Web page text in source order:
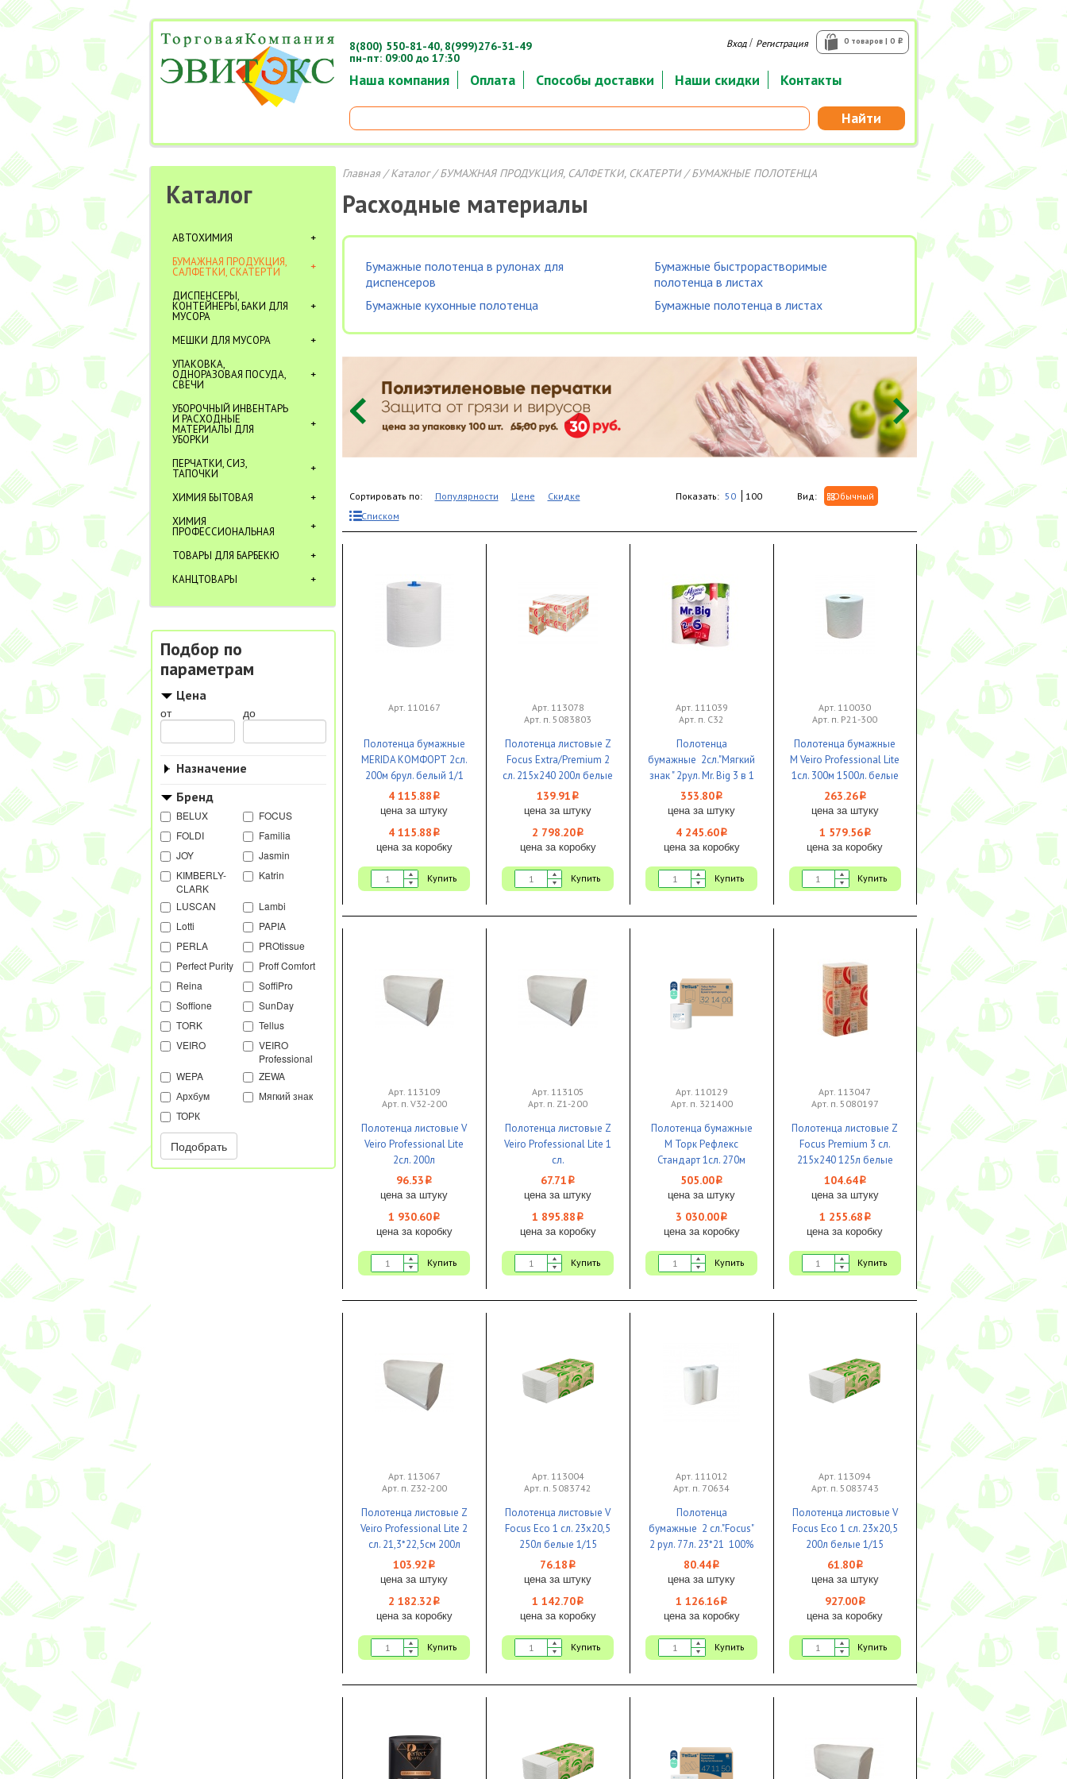
Наша компания Оплата Способы доставки Наши скидки Контакты
Найти
0 товаров | 0 i
Вход/ Регистрация
8(800) 550-81-40, 8(999)276-31-49
пн-пт: 09:00 до 17:30
Каталог
АВТОХИМИЯ
БУМАЖНАЯ ПРОДУКЦИЯ,
САЛФЕТКИ, СКАТЕРТИ
ДИСПЕНСЕРЫ,
КОНТЕЙНЕРЫ, БАКИ ДЛЯ
МУСОРА
МЕШКИ ДЛЯ МУСОРА
УПАКОВКА,
ОДНОРАЗОВАЯ ПОСУДА,
СВЕЧИ
УБОРОЧНЫЙ ИНВЕНТАРЬ
И РАСХОДНЫЕ
МАТЕРИАЛЫ ДЛЯ
УБОРКИ
ПЕРЧАТКИ, СИЗ,
ТАПОЧКИ
ХИМИЯ БЫТОВАЯ
ХИМИЯ
ПРОФЕССИОНАЛЬНАЯ
ТОВАРЫ ДЛЯ БАРБЕКЮ
КАНЦТОВАРЫ
Подбор по
параметрам
Цена
от до
Назначение
Бренд
BELUX
FOCUS
FOLDI
Familia
JOY
Jasmin
KIMBERLY-
CLARK
Katrin
LUSCAN
Lambi
Lotti
PAPIA
PERLA
PROtissue
Perfect Purity
Proff Comfort
Reina
SoffiPro
Soffione
SunDay
TORK
Tellus
VEIRO
VEIRO
Professional
WEPA
ZEWA
Архбум
Мягкий знак
ТОРК
Подобрать
Главная/Каталог/БУМАЖНАЯ ПРОДУКЦИЯ, САЛФЕТКИ, СКАТЕРТИ/ БУМАЖНЫЕ ПОЛОТЕНЦА
Расходные материалы
Бумажные полотенца в рулонах для
диспенсеров
Бумажные кухонные полотенца
Бумажные быстрорастворимые
полотенца в листах
Бумажные полотенца в листах
Сортировать по: Популярности Цене Скидке Показать: 50 100 Вид:
Обычный
Списком
Арт. 110167
Полотенца бумажные
MERIDA КОМФОРТ 2сл.
200м 6рул. белый 1/1
4 115.88 i
цена за штуку
4 115.88 i
цена за коробку
Купить
Арт. 113078
Арт. п. 5083803
Полотенца листовые Z
Focus Extra/Premium 2
сл. 215х240 200л белые
1/20
139.91 i
цена за штуку
2 798.20i
цена за коробку
Купить
Арт. 111039
Арт. п. С32
Полотенца
бумажные 2сл."Мягкий
знак " 2рул. Mr. Big 3 в 1
белые 1/12
353.80i
цена за штуку
4 245.60i
цена за коробку
Купить
Арт. 110030
Арт. п. Р21-300
Полотенца бумажные
M Veiro Professional Lite
1сл. 300м 1500л. белые
ЦВ 1/6
263.26i
цена за штуку
1 579.56i
цена за коробку
Купить
Арт. 113109
Арт. п. V32-200
Полотенца листовые V
Veiro Professional Lite
2сл. 200л
белые 23*22см 1/20
целлюлоза
96.53 i
цена за штуку
1 930.60i
цена за коробку
Купить
Арт. 113105
Арт. п. Z1-200
Полотенца листовые Z
Veiro Professional Lite 1
сл.
20,5*22,5см 200л 1/28
67.71 i
цена за штуку
1 895.88 i
цена за коробку
Купить
Арт. 110129
Арт. п. 321400
Полотенца бумажные
M Торк Рефлекс
Стандарт 1сл. 270м
771л. белые 1/6
505.00i
цена за штуку
3 030.00i
цена за коробку
Купить
Арт. 113047
Арт. п. 5080197
Полотенца листовые Z
Focus Premium 3 сл.
215х240 125л белые
1/12
104.64i
цена за штуку
1 255.68 i
цена за коробку
Купить
Арт. 113067
Арт. п. Z32-200
Полотенца листовые Z
Veiro Professional Lite 2
сл. 21,3*22,5см 200л
белые 1/21
103.92 i
цена за штуку
2 182.32 i
цена за коробку
Купить
Арт. 113004
Арт. п. 5083742
Полотенца листовые V
Focus Eco 1 сл. 23х20,5
250л белые 1/15
76.18 i
цена за штуку
1 142.70i
цена за коробку
Купить
Арт. 111012
Арт. п. 70634
Полотенца
бумажные 2 сл."Focus"
2 рул. 77л. 23*21 100%
целлюлоза 1/14
80.44i
цена за штуку
1 126.16i
цена за коробку
Купить
Арт. 113094
Арт. п. 5083743
Полотенца листовые V
Focus Eco 1 сл. 23х20,5
200л белые 1/15
61.80i
цена за штуку
927.00i
цена за коробку
Купить